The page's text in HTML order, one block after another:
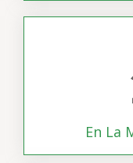
En La